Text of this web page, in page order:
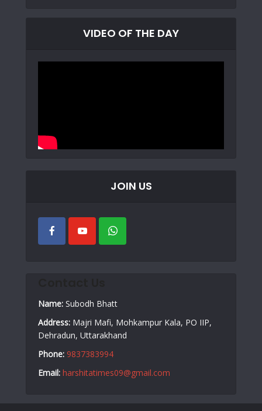
VIDEO OF THE DAY
JOIN US
Name: Subodh Bhatt
Address: Majri Mafi, Mohkampur Kala, PO IIP,
Dehradun, Uttarakhand
Phone: 9837383994
Email: harshitatimes09@gmail.com